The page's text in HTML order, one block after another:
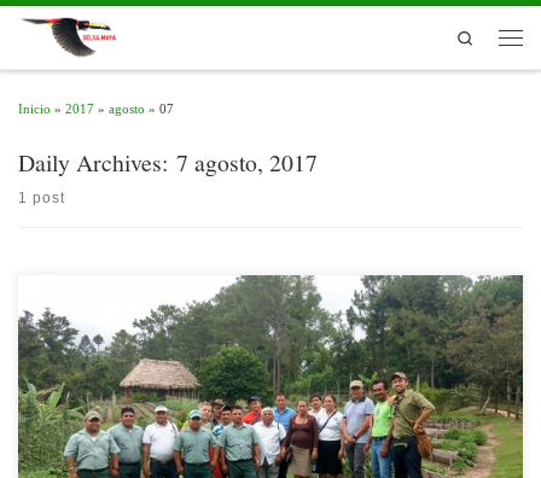
Skip to content
Search
Inicio » 2017 » agosto » 07
Daily Archives: 7 agosto, 2017
1 post
En el marco de la Alianza Multiactor para el Desarrollo de la Granja Integral Yaxha,
se realizó un intercambio de experiencias en agroturismo en el cual participaron el
Ministerio de Agricultura Ganadería y Alimentación (MAGA) a través del
viceministerio de Asuntos de Petén; la Dirección del Parque, constituida por el […]